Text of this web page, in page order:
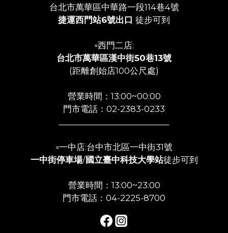
台北市萬華區中華路一段114巷4號
捷運西門站6號出口 徒步可到
▫️西門二店:
台北市萬華區漢中街50巷13號
(距離創始店100公尺處)
營業時間：13:00~00:00
門市電話：02-2383-0233
▫️一中店:台中市北區一中街31號
一中街停車場/國立臺中科技大學站徒步可到
營業時間：13:00~23:00
門市電話：04-2225-8700